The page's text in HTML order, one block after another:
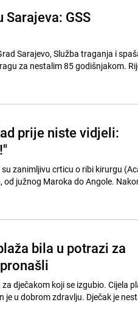
GSS
Sarajevo, Služba traganja i
za nestalim 85 godišnjakom.
prije niste vidjeli:
zanimljivu crticu o ribi kirurgu
južnog Maroka do Angole.
bila u potrazi za
dječakom koji se izgubio. Cijela
u dobrom zdravlju. Dječak je